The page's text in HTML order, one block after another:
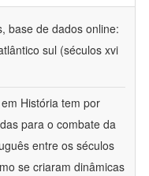
base de dados online:
sul (séculos xvi
História tem por
para o combate da
entre os séculos
se criaram dinâmicas